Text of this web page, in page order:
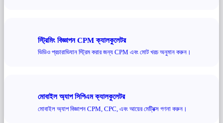
স্ট্রিমিং বিজ্ঞাপন CPM ক্যালকুলেটর
ভিডিও প্রচারাভিযান স্ট্রিম করার জন্য CPM এবং মোট খরচ অনুমান করুন।
মোবাইল অ্যাপ সিপিএম ক্যালকুলেটর
মোবাইল অ্যাপ বিজ্ঞাপন CPM, CPC, এবং আয়ের মেট্রিক্স গণনা করুন।